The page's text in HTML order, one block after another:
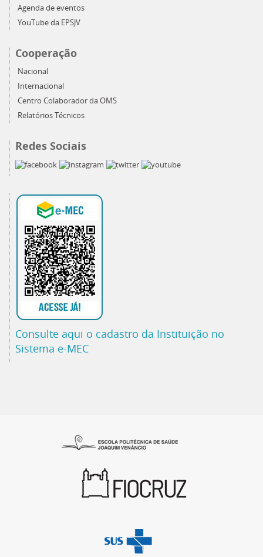
Agenda de eventos
YouTube da EPSJV
Cooperação
Nacional
Internacional
Centro Colaborador da OMS
Relatórios Técnicos
Redes Sociais
Consulte aqui o cadastro da Instituição no
Sistema e-MEC